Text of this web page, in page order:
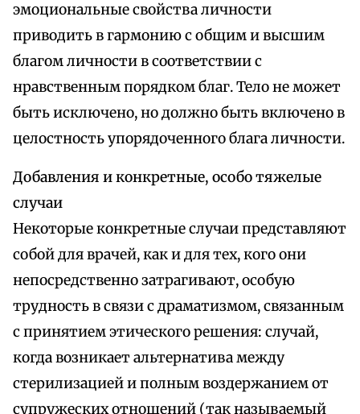
эмоциональные свойства личности
приводить в гармонию с общим и высшим
благом личности в соответствии с
нравственным порядком благ. Тело не может
быть исключено, но должно быть включено в
целостность упорядоченного блага личности.
Добавления и конкретные, особо тяжелые
случаи
Некоторые конкретные случаи представляют
собой для врачей, как и для тех, кого они
непосредственно затрагивают, особую
трудность в связи с драматизмом, связанным
с принятием этического решения: случай,
когда возникает альтернатива между
стерилизацией и полным воздержанием от
супружеских отношений (так называемый